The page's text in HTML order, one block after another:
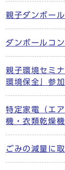
親子ダンボー
ダンボールコ
親子環境セミ
環境保全」参
特定家電（エ
機・衣類乾燥
ごみの減量に